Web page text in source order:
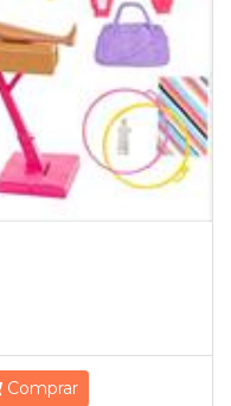
Comprar